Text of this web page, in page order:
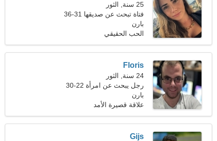
25 سنة, الثور
فتاة تبحث عن صديقها 31-36
بارن
الحب الحقيقي
Floris
24 سنة, الثور
رجل يبحث عن امرأة 22-30
بارن
علاقة قصيرة الأمد
Gijs